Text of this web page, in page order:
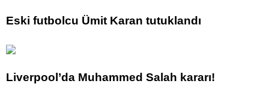
Eski futbolcu Ümit Karan tutuklandı
Liverpool’da Muhammed Salah kararı!